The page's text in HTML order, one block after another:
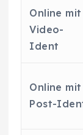
Online mit
Video-
Ident
Online mit
Post-